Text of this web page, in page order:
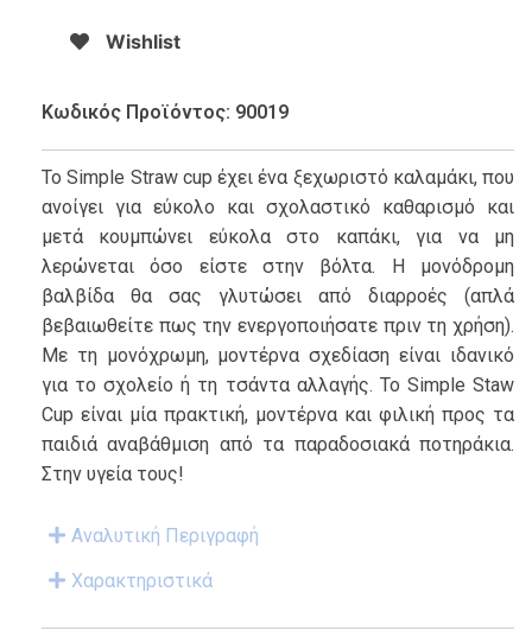
Wishlist
Κωδικός Προϊόντος: 90019
Το Simple Straw cup έχει ένα ξεχωριστό καλαμάκι, που
ανοίγει για εύκολο και σχολαστικό καθαρισμό και
μετά κουμπώνει εύκολα στο καπάκι, για να μη
λερώνεται όσο είστε στην βόλτα. Η μονόδρομη
βαλβίδα θα σας γλυτώσει από διαρροές (απλά
βεβαιωθείτε πως την ενεργοποιήσατε πριν τη χρήση).
Με τη μονόχρωμη, μοντέρνα σχεδίαση είναι ιδανικό
για το σχολείο ή τη τσάντα αλλαγής. Το Simple Staw
Cup είναι μία πρακτική, μοντέρνα και φιλική προς τα
παιδιά αναβάθμιση από τα παραδοσιακά ποτηράκια.
Στην υγεία τους!
Αναλυτική Περιγραφή
Χαρακτηριστικά